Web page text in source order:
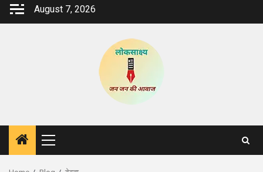
Skip
August 7, 2026
Primary
Menu